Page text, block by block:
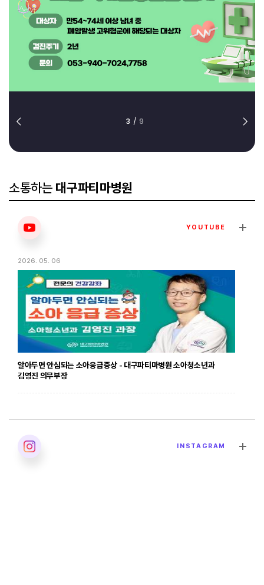
3 / 9
소통하는 대구파티마병원
YOUTUBE
2026. 05. 06
알아두면 안심되는 소아응급증상 - 대구파티마병원 소아청소년과
김영진 의무부장
INSTAGRAM